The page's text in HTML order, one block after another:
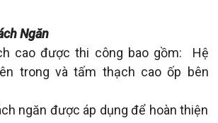
Ngăn
cao được thi công bao gồm: Hệ
trong và tấm thạch cao ốp bên
ngăn được áp dụng để hoàn thiện